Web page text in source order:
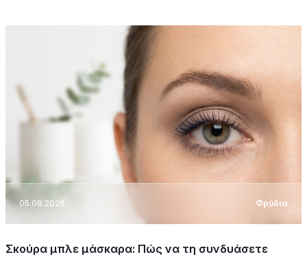
05.08.2026 Φρύδια
Σκούρα μπλε μάσκαρα: Πώς να τη συνδυάσετε